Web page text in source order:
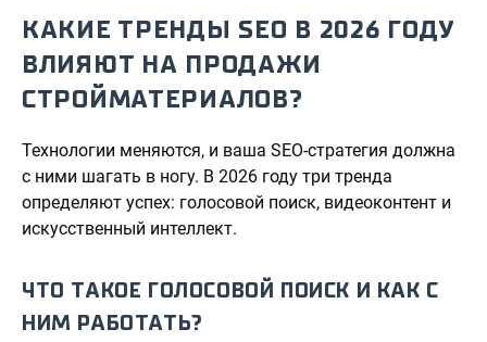
КАКИЕ ТРЕНДЫ SEO В 2026 ГОДУ
ВЛИЯЮТ НА ПРОДАЖИ
СТРОЙМАТЕРИАЛОВ?
Технологии меняются, и ваша SEO-стратегия должна
с ними шагать в ногу. В 2026 году три тренда
определяют успех: голосовой поиск, видеоконтент и
искусственный интеллект.
ЧТО ТАКОЕ ГОЛОСОВОЙ ПОИСК И КАК С
НИМ РАБОТАТЬ?